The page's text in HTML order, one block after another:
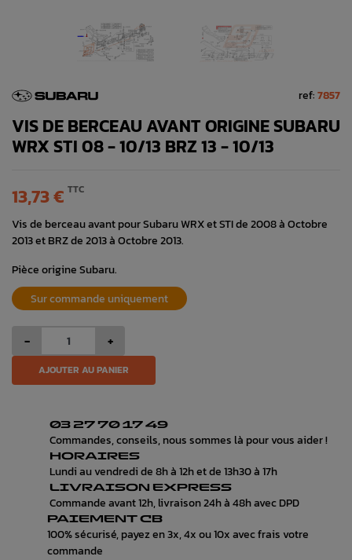
ref:7857
VIS DE BERCEAU AVANT ORIGINE SUBARU
WRX STI 08 - 10/13 BRZ 13 - 10/13
13,73 € TTC
Vis de berceau avant pour Subaru WRX et STI de 2008 à Octobre
2013 et BRZ de 2013 à Octobre 2013.
Pièce origine Subaru.
Sur commande uniquement
- +
AJOUTER AU PANIER
03 27 70 17 49
Commandes, conseils, nous sommes là pour vous aider !
HORAIRES
Lundi au vendredi de 8h à 12h et de 13h30 à 17h
LIVRAISON EXPRESS
Commande avant 12h, livraison 24h à 48h avec DPD
PAIEMENT CB
100% sécurisé, payez en 3x, 4x ou 10x avec frais votre
commande